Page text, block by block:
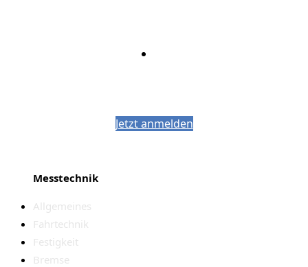
Jetzt anmelden
Messtechnik
Allgemeines
Fahrtechnik
Festigkeit
Bremse